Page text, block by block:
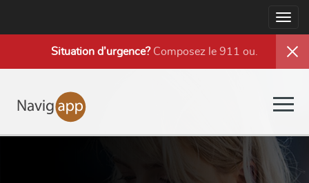
Situation d’urgence?Composez le 911 ou